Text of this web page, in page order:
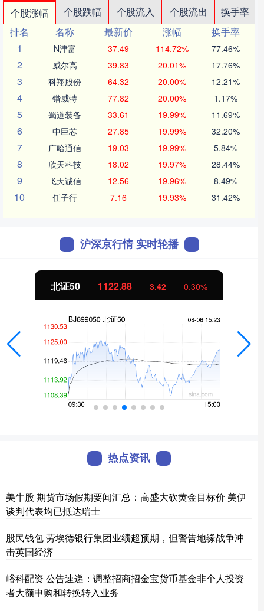
个股涨幅 个股跌幅 个股流入 个股流出
换手率
排名
名称 最新价 涨幅
换手率
1
N津富 37.49 114.72% 77.46%
2 威尔高 39.83 20.01% 17.76%
3 科翔股份 64.32 20.00% 12.21%
4 锴威特 77.82 20.00% 1.17%
5 蜀道装备 33.61 19.99% 11.69%
6 中巨芯 27.85 19.99% 32.20%
7 广哈通信 19.03 19.99% 5.84%
8 欣天科技 18.02 19.97% 28.44%
9 飞天诚信 12.56 19.96% 8.49%
10 任子行 7.16 19.93% 31.42%
沪深京行情 实时轮播
北证50 1122.88 3.42 0.30%
热点资讯
美牛股 期货市场假期要闻汇总：高盛大砍黄金目标价 美伊
谈判代表均已抵达瑞士
股民钱包 劳埃德银行集团业绩超预期，但警告地缘战争冲
击英国经济
峪科配资 公告速递：调整招商招金宝货币基金非个人投资
者大额申购和转换转入业务